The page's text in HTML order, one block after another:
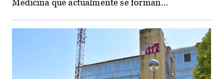
Medicina que actualmente se forman...